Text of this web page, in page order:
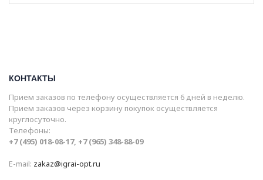
КОНТАКТЫ
Прием заказов по телефону осуществляется 6 дней в неделю.
Прием заказов через корзину покупок осуществляется
круглосуточно.
Телефоны:
+7 (495) 018-08-17, +7 (965) 348-88-09
E-mail: zakaz@igrai-opt.ru